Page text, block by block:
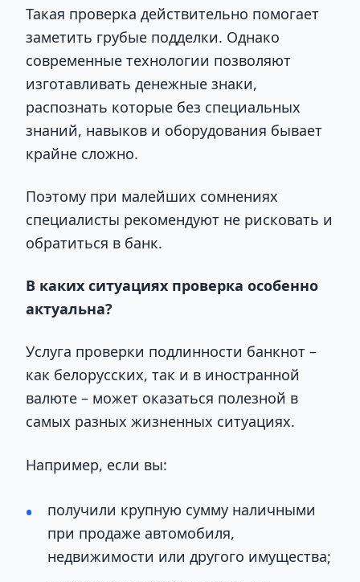
Такая проверка действительно помогает
заметить грубые подделки. Однако
современные технологии позволяют
изготавливать денежные знаки,
распознать которые без специальных
знаний, навыков и оборудования бывает
крайне сложно.
Поэтому при малейших сомнениях
специалисты рекомендуют не рисковать и
обратиться в банк.
В каких ситуациях проверка особенно
актуальна?
Услуга проверки подлинности банкнот –
как белорусских, так и в иностранной
валюте – может оказаться полезной в
самых разных жизненных ситуациях.
Например, если вы:
получили крупную сумму наличными
при продаже автомобиля,
недвижимости или другого имущества;